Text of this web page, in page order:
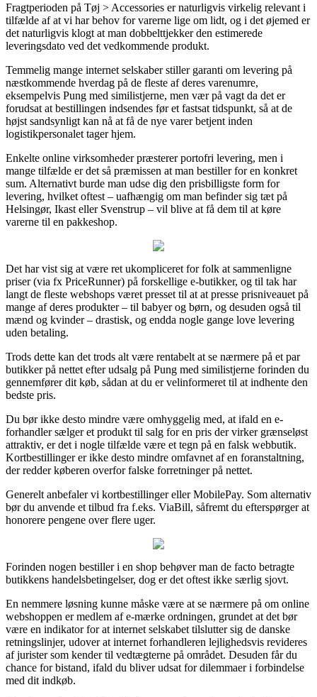
Fragtperioden på Tøj > Accessories er naturligvis virkelig relevant i
tilfælde af at vi har behov for varerne lige om lidt, og i det øjemed er
det naturligvis klogt at man dobbelttjekker den estimerede
leveringsdato ved det vedkommende produkt.
Temmelig mange internet selskaber stiller garanti om levering på
næstkommende hverdag på de fleste af deres varenumre,
eksempelvis Pung med similistjerne, men vær på vagt da det er
forudsat at bestillingen indsendes før et fastsat tidspunkt, så at de
højst sandsynligt kan nå at få de nye varer betjent inden
logistikpersonalet tager hjem.
Enkelte online virksomheder præsterer portofri levering, men i
mange tilfælde er det så præmissen at man bestiller for en konkret
sum. Alternativt burde man udse dig den prisbilligste form for
levering, hvilket oftest – uafhængig om man befinder sig tæt på
Helsingør, Ikast eller Svenstrup – vil blive at få dem til at køre
varerne til en pakkeshop.
Det har vist sig at være ret ukompliceret for folk at sammenligne
priser (via fx PriceRunner) på forskellige e-butikker, og til tak har
langt de fleste webshops været presset til at at presse prisniveauet på
mange af deres produkter – til babyer og børn, og desuden også til
mænd og kvinder – drastisk, og endda nogle gange love levering
uden betaling.
Trods dette kan det trods alt være rentabelt at se nærmere på et par
butikker på nettet efter udsalg på Pung med similistjerne forinden du
gennemfører dit køb, sådan at du er velinformeret til at indhente den
bedste pris.
Du bør ikke desto mindre være omhyggelig med, at ifald en e-
forhandler sælger et produkt til salg for en pris der virker grænseløst
attraktiv, er det i nogle tilfælde være et tegn på en falsk webbutik.
Kortbestillinger er ikke desto mindre omfavnet af en foranstaltning,
der redder køberen overfor falske forretninger på nettet.
Generelt anbefaler vi kortbestillinger eller MobilePay. Som alternativ
bør du anvende et tilbud fra f.eks. ViaBill, såfremt du efterspørger at
honorere pengene over flere uger.
Forinden nogen bestiller i en shop behøver man de facto betragte
butikkens handelsbetingelser, dog er det oftest ikke særlig sjovt.
En nemmere løsning kunne måske være at se nærmere på om online
webshoppen er medlem af e-mærke ordningen, grundet at det bør
være en indikator for at internet selskabet tilslutter sig de danske
retningslinjer, udover at internet forhandleren lejlighedsvis revideres
af jurister som kender til vedtægterne på området. Desuden får du
chance for bistand, ifald du bliver udsat for dilemmaer i forbindelse
med dit indkøb.